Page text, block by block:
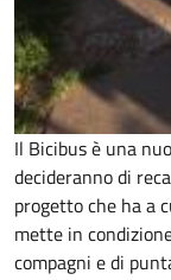
Il Bicibus è una
decideranno di
progetto che ha a
mette in
compagni e di